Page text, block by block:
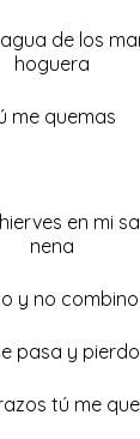
de los
hoguera
me quemas
en mi
nena
y no
pasa y
tú me